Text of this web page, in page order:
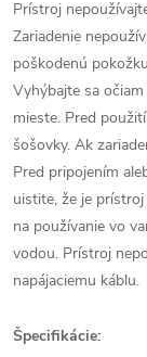
Prístroj
Zariadenie
poškodenú
Vyhýbajte sa
mieste. Pred
šošovky. Ak
Pred pripojením
uistite, že je
na používanie vo
vodou. Prístroj
napájaciemu káblu.
Špecifikácie: